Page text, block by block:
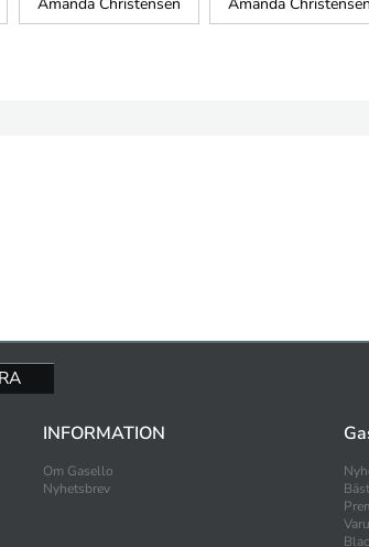
INFORMATION
Om Gasello
Nyhetsbrev